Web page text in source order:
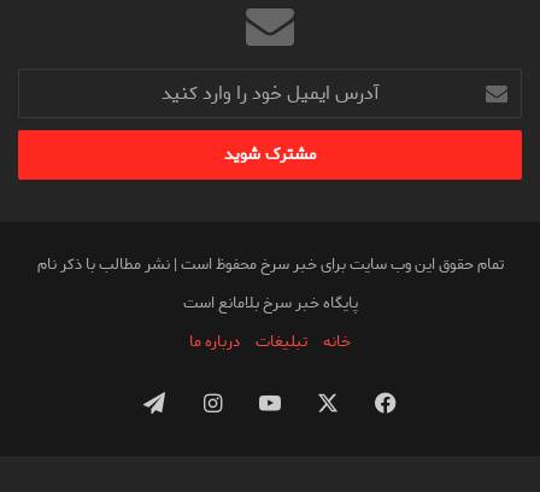
آدرس
ایمیل
خود
وارد
تمام حقوق این وب سایت برای خبر سرخ محفوظ است | نشر مطالب با ذکر نام
پایگاه خبر سرخ بلامانع است
خانه
تبلیغات درباره ما
فیس
یوتیوباینستاگرامتلگرام